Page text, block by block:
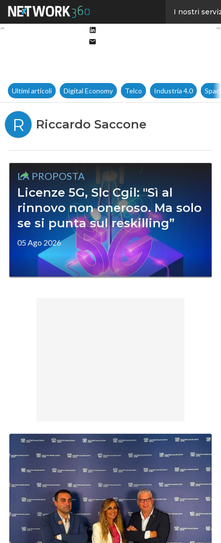
I nostri
Ultimi articoli Digital Economy Telco Industria 4.0
R Riccardo Saccone
LA PROPOSTA
Licenze 5G, Slc Cgil: "Sì al
rinnovo non oneroso. Ma solo
se si punta sul reskilling”
05 Ago 2026